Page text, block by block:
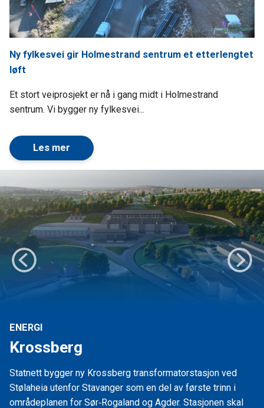
Ny fylkesvei gir Holmestrand sentrum et etterlengtet
løft
Et stort veiprosjekt er nå i gang midt i Holmestrand
sentrum. Vi bygger ny fylkesvei...
Les mer
Neste
ENERGI
Krossberg
Statnett bygger ny Krossberg transformatorstasjon ved
Stølaheia utenfor Stavanger som en del av første trinn i
områdeplanen for Sør‑Rogaland og Agder. Stasjonen skal